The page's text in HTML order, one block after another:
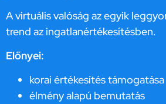
A virtuális valóság az egyik
trend az ingatlanértékesítésben.
Előnyei:
korai értékesítés támogatása
élmény alapú bemutatás